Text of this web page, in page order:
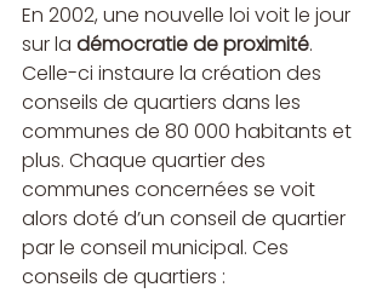
En 2002, une nouvelle loi voit le jour
sur la démocratie de proximité.
Celle-ci instaure la création des
conseils de quartiers dans les
communes de 80 000 habitants et
plus. Chaque quartier des
communes concernées se voit
alors doté d’un conseil de quartier
par le conseil municipal. Ces
conseils de quartiers :